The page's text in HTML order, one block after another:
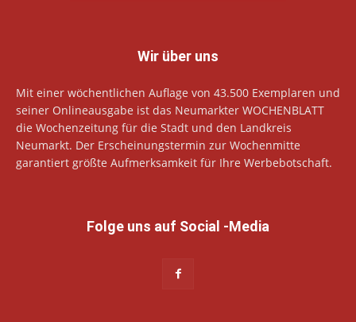
Wir über uns
Mit einer wöchentlichen Auflage von 43.500 Exemplaren und
seiner Onlineausgabe ist das Neumarkter WOCHENBLATT
die Wochenzeitung für die Stadt und den Landkreis
Neumarkt. Der Erscheinungstermin zur Wochenmitte
garantiert größte Aufmerksamkeit für Ihre Werbebotschaft.
Folge uns auf Social -Media